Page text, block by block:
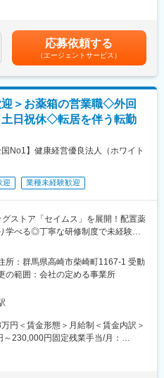
療以外を支えるのが「事務職」で
課」も事務職の一つです。その他に
事課」、病院の広報を担当する「地
ートを行う「医局秘書」などの部署
会において成長が見込める成長産業
の業務軽減に貢献する事で、患者
上に直結する為、大変やりがいのあ
評価される制度が御座います。ま
業所も出店しており、営業所長や
入社4年前後で所長になった中途入
介護施設内での申込の受付業務から
の業務負担の軽減もでき多くのメリ
から九州まで展開し、毎年増収・
ます。
補足＞※経験・能力・前職の給与など
性があります・評価：年2回（4月・
組み姿勢や提案プロセスなどの定性
480万円(主任/入社2-3年)⇒420-550
くまでも目安の金額であり、選考を
す。月給(月額)は固定手当を含めた
応募依頼する
（エージェントサービス）
迎＞お薬箱の営業職◇外回
土日祝休◇転居を伴う転勤
No1】健康経営優良法人（ホワイト
迎 業種未経験歓迎
グストア「セイムス」を展開！配置薬
学べる◎丁寧な研修制度で未経験の
や企業）へ訪問し、配置薬（お薬
せします。
訪問するスタイルです。
所：群馬県高崎市柴崎町1167-1 受動
の範囲：会社の定める事業所
円＜賃金形態＞月給制＜賃金内訳＞
230,000円固定残業手当/月：